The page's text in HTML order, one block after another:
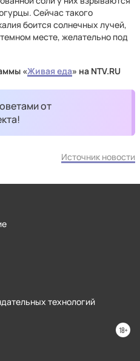
Сейчас такого
боится солнечных лучей,
месте, желательно под
«Живая еда» на NTV.RU
от
Источник новости
технологий